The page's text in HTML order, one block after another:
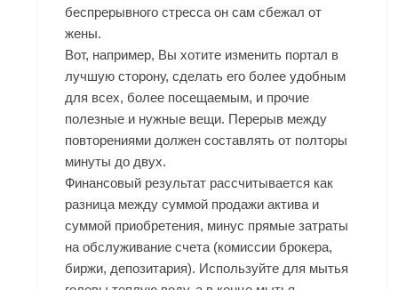
беспрерывного стресса он сам сбежал от
жены.
Вот, например, Вы хотите изменить портал в
лучшую сторону, сделать его более удобным
для всех, более посещаемым, и прочие
полезные и нужные вещи. Перерыв между
повторениями должен составлять от полторы
минуты до двух.
Финансовый результат рассчитывается как
разница между суммой продажи актива и
суммой приобретения, минус прямые затраты
на обслуживание счета (комиссии брокера,
биржи, депозитария). Используйте для мытья